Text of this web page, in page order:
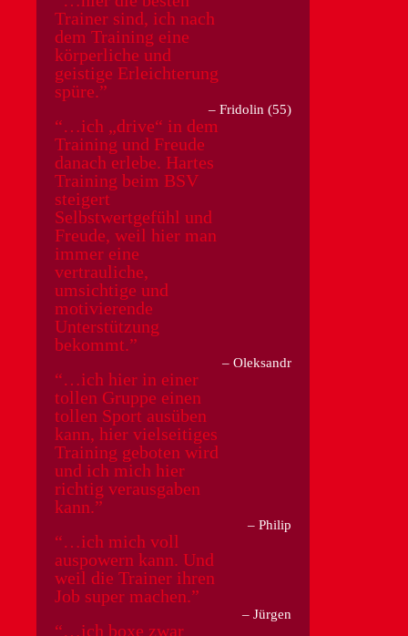
Trainer sind, ich nach
dem Training eine
körperliche und
geistige Erleichterung
spüre.
Fridolin (55)
…ich „drive“ in dem
Training und Freude
danach erlebe. Hartes
Training beim BSV
steigert
Selbstwertgefühl und
Freude, weil hier man
immer eine
vertrauliche,
umsichtige und
motivierende
Unterstützung
bekommt.
Oleksandr
…ich hier in einer
tollen Gruppe einen
tollen Sport ausüben
kann, hier vielseitiges
Training geboten wird
und ich mich hier
richtig verausgaben
kann.
Philip
…ich mich voll
auspowern kann. Und
weil die Trainer ihren
Job super machen.
Jürgen
…ich boxe zwar